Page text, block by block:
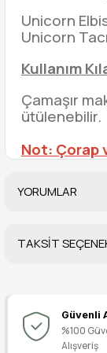
Unicorn
Unicorn Tacı
Kullanım
Çamaşır
ütülenebilir.
Not: Çorap
YORUMLAR
TAKSİT
Güvenli
%100
Alışveriş